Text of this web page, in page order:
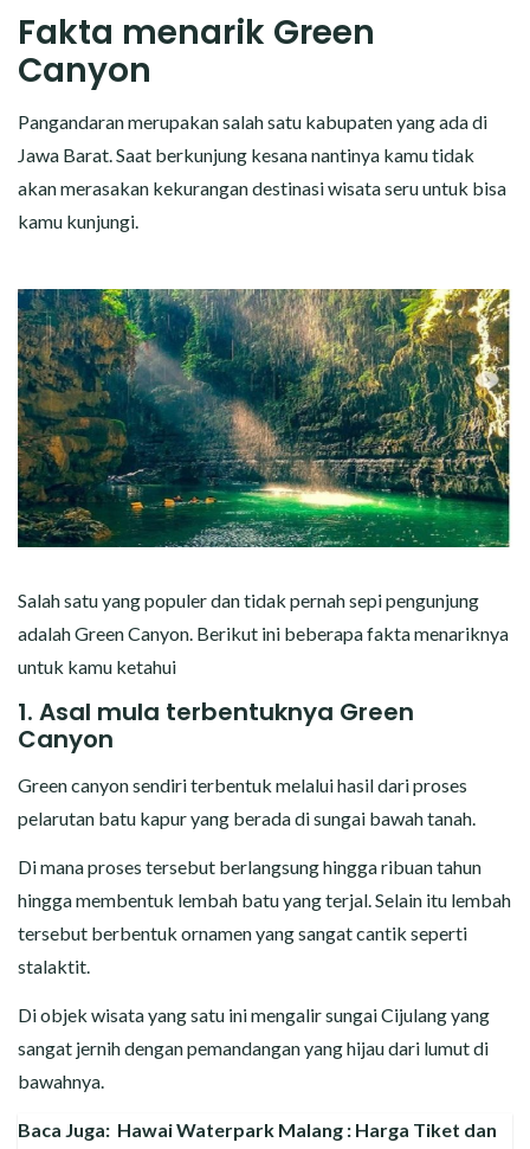
Fakta menarik Green
Canyon
Pangandaran merupakan salah satu kabupaten yang ada di
Jawa Barat. Saat berkunjung kesana nantinya kamu tidak
akan merasakan kekurangan destinasi wisata seru untuk bisa
kamu kunjungi.
Salah satu yang populer dan tidak pernah sepi pengunjung
adalah Green Canyon. Berikut ini beberapa fakta menariknya
untuk kamu ketahui
1. Asal mula terbentuknya Green
Canyon
Green canyon sendiri terbentuk melalui hasil dari proses
pelarutan batu kapur yang berada di sungai bawah tanah.
Di mana proses tersebut berlangsung hingga ribuan tahun
hingga membentuk lembah batu yang terjal. Selain itu lembah
tersebut berbentuk ornamen yang sangat cantik seperti
stalaktit.
Di objek wisata yang satu ini mengalir sungai Cijulang yang
sangat jernih dengan pemandangan yang hijau dari lumut di
bawahnya.
Baca Juga: Hawai Waterpark Malang : Harga Tiket dan